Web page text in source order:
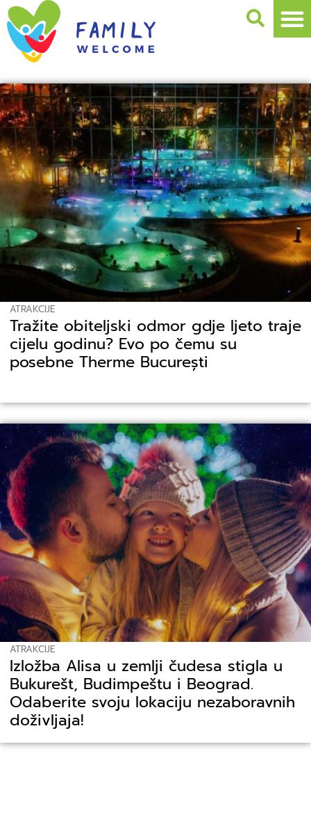
ATRAKCIJE
Tražite obiteljski odmor gdje ljeto traje
cijelu godinu? Evo po čemu su
posebne Therme București
ATRAKCIJE
Izložba Alisa u zemlji čudesa stigla u
Bukurešt, Budimpeštu i Beograd.
Odaberite svoju lokaciju nezaboravnih
doživljaja!